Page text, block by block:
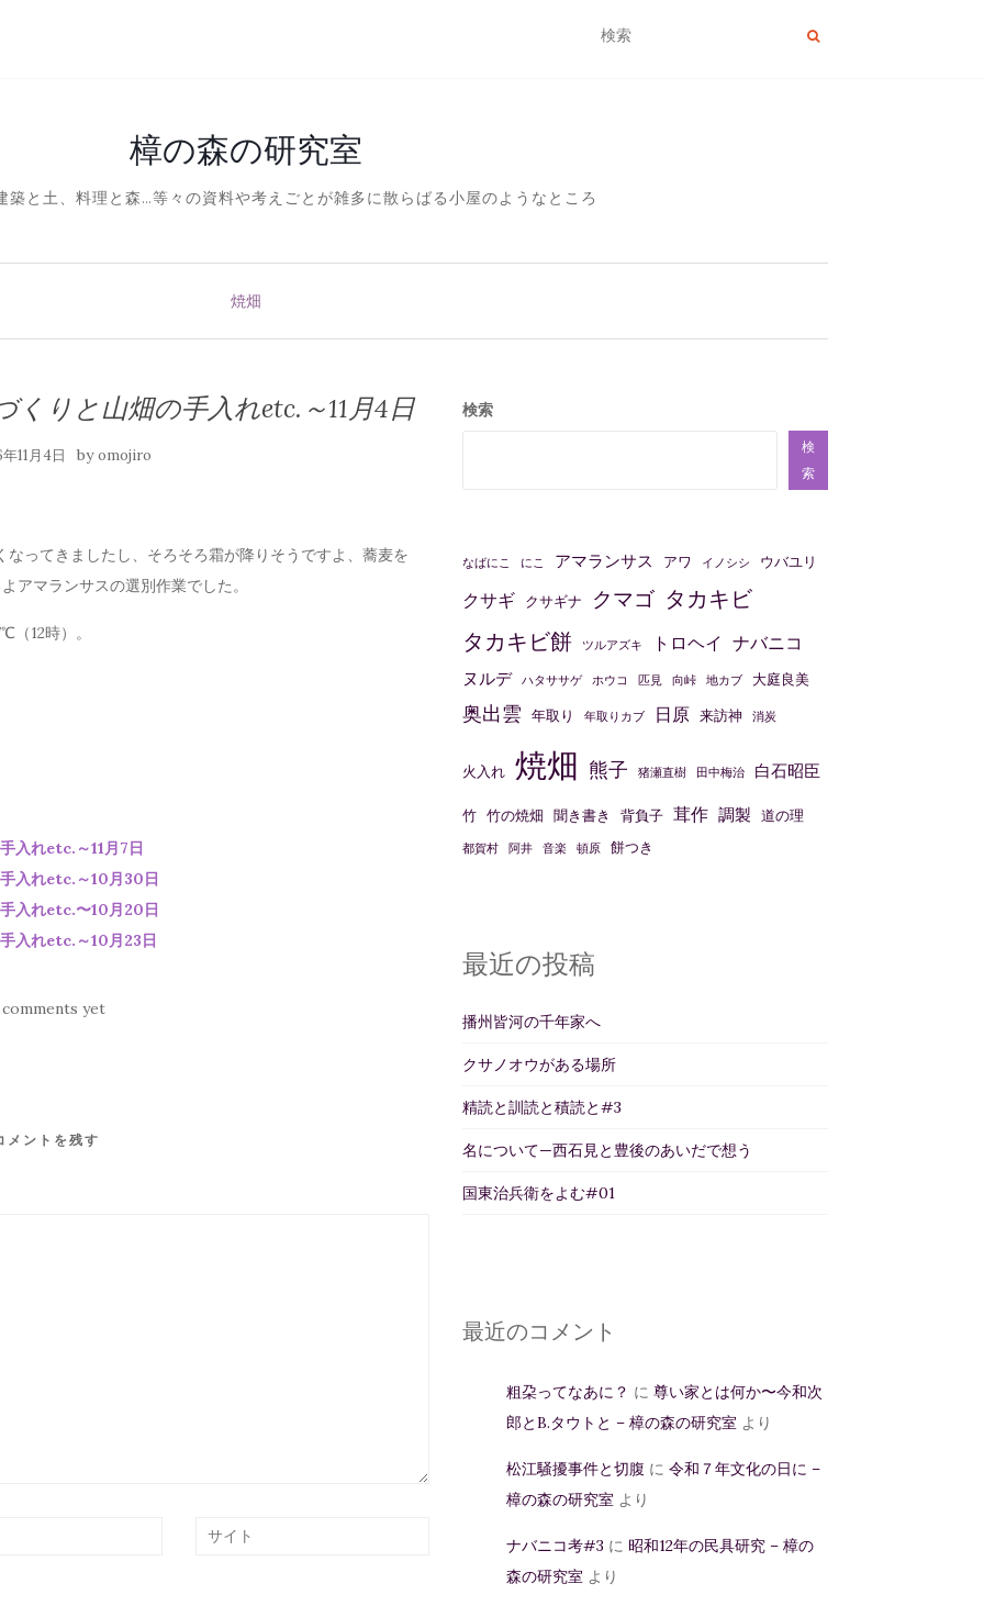
樟の森の研究室
築と土、料理と森…等々の資料や考えごとが雑多に散らばる小屋のようなところ
焼畑
りと山畑の手入れetc.～11月4日
11月4日 byomojiro
ってきましたし、そろそろ霜が降りそうですよ、蕎麦を
アマランサスの選別作業でした。
12時）。
入れetc.～11月7日
入れetc.～10月30日
入れetc.〜10月20日
入れetc.～10月23日
yet
メントを残す
検索
検
索
なばにこ にこ アマランサス アワ イノシシ ウバユリ
クサギ クサギナ クマゴ タカキビ
タカキビ餅
ツルアズキ トロヘイ ナバニコ
ヌルデ ハタササゲ ホウコ 匹見 向峠 地カブ 大庭良美
奥出雲 年取り 年取りカブ 日原 来訪神 消炭
火入れ 焼畑 熊子 猪瀬直樹 田中梅治 白石昭臣
竹 竹の焼畑 聞き書き 背負子 茸作 調製 道の理
都賀村 阿井 音楽 頓原 餅つき
最近の投稿
播州皆河の千年家へ
クサノオウがある場所
精読と訓読と積読と#3
名について—西石見と豊後のあいだで想う
国東治兵衛をよむ#01
最近のコメント
粗朶ってなあに？ に 尊い家とは何か〜今和次
郎とB.タウトと – 樟の森の研究室 より
松江騒擾事件と切腹 に 令和７年文化の日に –
樟の森の研究室 より
ナバニコ考#3 に 昭和12年の民具研究 – 樟の
森の研究室 より